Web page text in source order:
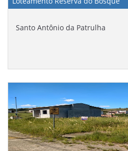
Santo Antônio da Patrulha